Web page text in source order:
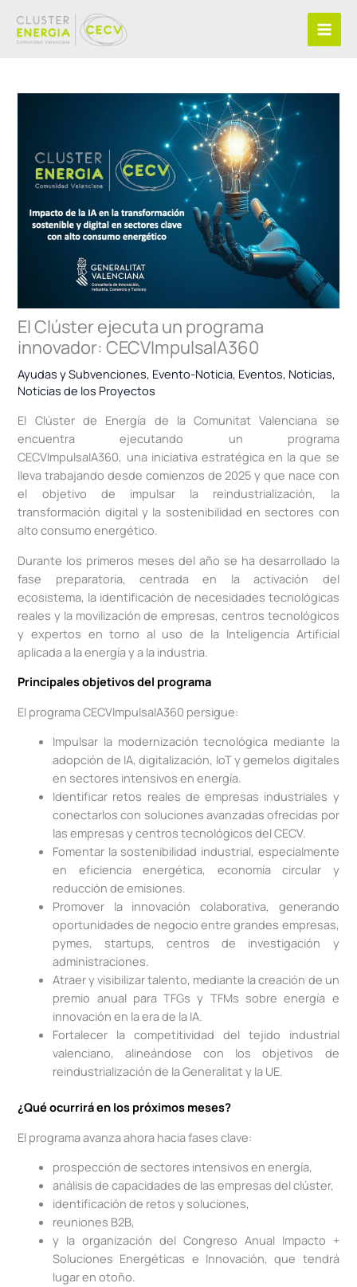
contenido
El Clúster ejecuta un programa
innovador: CECVImpulsaIA360
Ayudas y Subvenciones, Evento-Noticia, Eventos, Noticias,
Noticias de los Proyectos
El Clúster de Energía de la Comunitat Valenciana se
encuentra ejecutando un programa
CECVImpulsaIA360, una iniciativa estratégica en la que se
lleva trabajando desde comienzos de 2025 y que nace con
el objetivo de impulsar la reindustrialización, la
transformación digital y la sostenibilidad en sectores con
alto consumo energético.
Durante los primeros meses del año se ha desarrollado la
fase preparatoria, centrada en la activación del
ecosistema, la identificación de necesidades tecnológicas
reales y la movilización de empresas, centros tecnológicos
y expertos en torno al uso de la Inteligencia Artificial
aplicada a la energía y a la industria.
Principales objetivos del programa
El programa CECVImpulsaIA360 persigue:
Impulsar la modernización tecnológica mediante la
adopción de IA, digitalización, IoT y gemelos digitales
en sectores intensivos en energía.
Identificar retos reales de empresas industriales y
conectarlos con soluciones avanzadas ofrecidas por
las empresas y centros tecnológicos del CECV.
Fomentar la sostenibilidad industrial, especialmente
en eficiencia energética, economía circular y
reducción de emisiones.
Promover la innovación colaborativa, generando
oportunidades de negocio entre grandes empresas,
pymes, startups, centros de investigación y
administraciones.
Atraer y visibilizar talento, mediante la creación de un
premio anual para TFGs y TFMs sobre energía e
innovación en la era de la IA.
Fortalecer la competitividad del tejido industrial
valenciano, alineándose con los objetivos de
reindustrialización de la Generalitat y la UE.
¿Qué ocurrirá en los próximos meses?
El programa avanza ahora hacia fases clave:
prospección de sectores intensivos en energía,
análisis de capacidades de las empresas del clúster,
identificación de retos y soluciones,
reuniones B2B,
y la organización del Congreso Anual Impacto +
Soluciones Energéticas e Innovación, que tendrá
lugar en otoño.